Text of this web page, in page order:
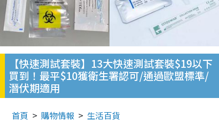
【快速測試套裝】13大快速測試套裝$19以下
買到！最平$10獲衛生署認可/通過歐盟標準/
潛伏期適用
首頁 購物情報 生活百貨